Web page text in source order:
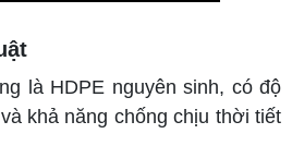
là HDPE nguyên sinh, có độ
khả năng chống chịu thời tiết